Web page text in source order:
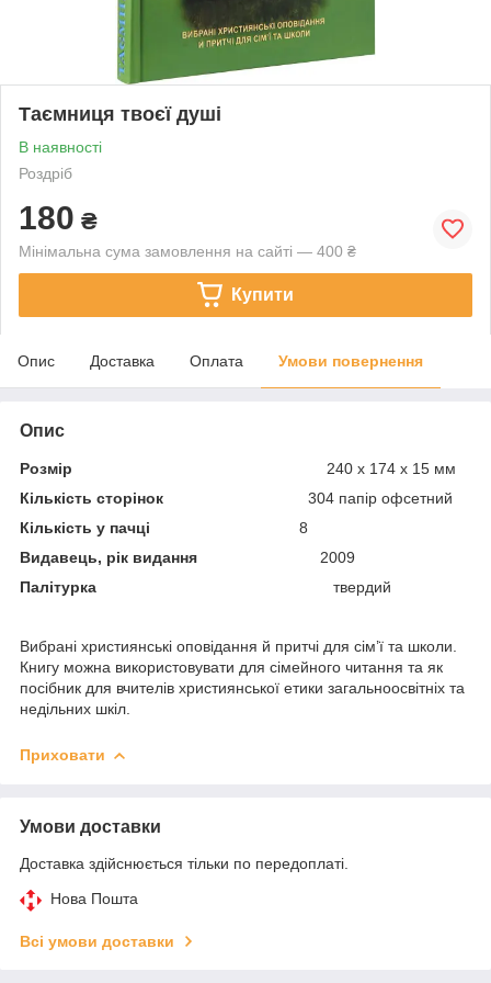
Таємниця твоєї душі
В наявності
Роздріб
180 ₴
Мінімальна сума замовлення на сайті — 400 ₴
Купити
Опис Доставка Оплата Умови повернення
Опис
Розмір 240 х 174 х 15 мм
Кількість сторінок 304 папір офсетний
Кількість у пачці 8
Видавець, рік видання 2009
Палітурка твердий
Вибрані християнські оповідання й притчі для сім’ї та школи.
Книгу можна використовувати для сімейного читання та як
посібник для вчителів християнської етики загальноосвітніх та
недільних шкіл.
Приховати
Умови доставки
Доставка здійснюється тільки по передоплаті.
Нова Пошта
Всі умови доставки